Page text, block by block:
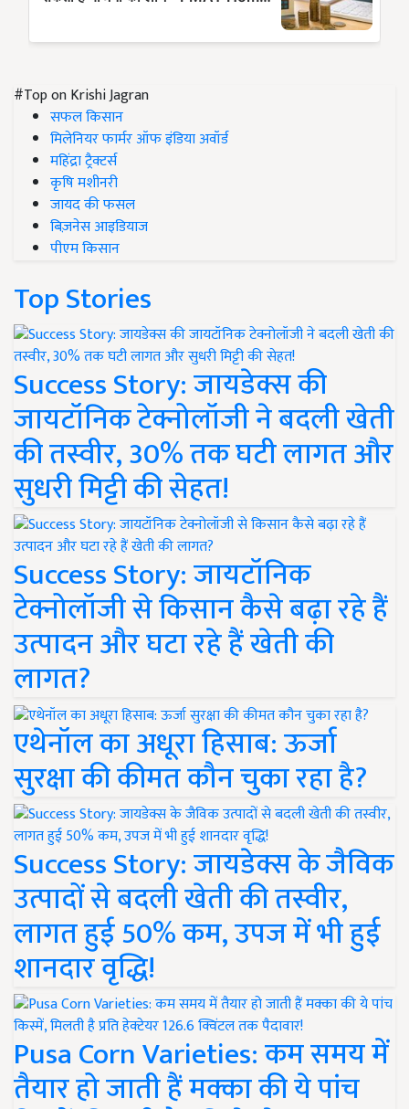
#Top on Krishi Jagran
सफल किसान
मिलेनियर फार्मर ऑफ इंडिया अवॉर्ड
महिंद्रा ट्रैक्टर्स
कृषि मशीनरी
जायद की फसल
बिज़नेस आइडियाज
पीएम किसान
Top Stories
Success Story: जायडेक्स की
जायटॉनिक टेक्नोलॉजी ने बदली खेती
की तस्वीर, 30% तक घटी लागत और
सुधरी मिट्टी की सेहत!
Success Story: जायटॉनिक
टेक्नोलॉजी से किसान कैसे बढ़ा रहे हैं
उत्पादन और घटा रहे हैं खेती की
लागत?
एथेनॉल का अधूरा हिसाब: ऊर्जा
सुरक्षा की कीमत कौन चुका रहा है?
Success Story: जायडेक्स के जैविक
उत्पादों से बदली खेती की तस्वीर,
लागत हुई 50% कम, उपज में भी हुई
शानदार वृद्धि!
Pusa Corn Varieties: कम समय में
तैयार हो जाती हैं मक्का की ये पांच